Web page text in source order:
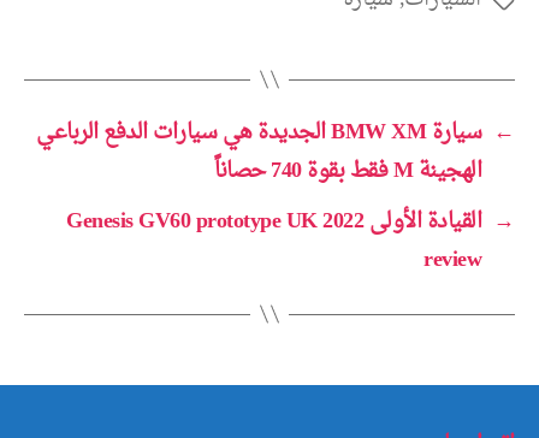
←
سيارة BMW XM الجديدة هي سيارات الدفع الرباعي
الهجينة M فقط بقوة 740 حصاناً
→
القيادة الأولى 2022 Genesis GV60 prototype UK
review